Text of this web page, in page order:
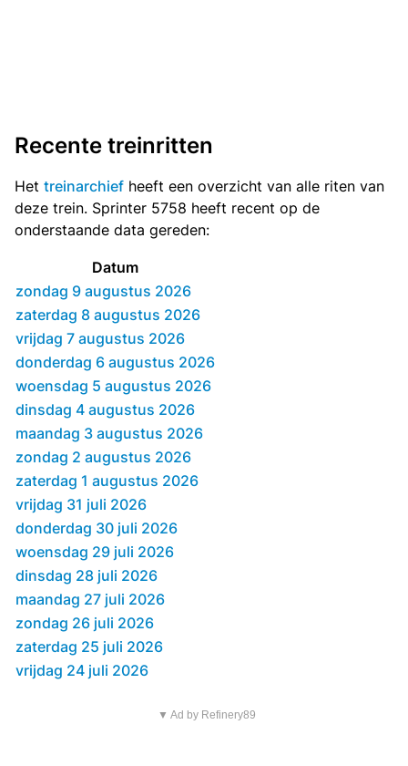
Recente treinritten
Het treinarchief heeft een overzicht van alle riten van
deze trein. Sprinter 5758 heeft recent op de
onderstaande data gereden:
Datum
zondag 9 augustus 2026
zaterdag 8 augustus 2026
vrijdag 7 augustus 2026
donderdag 6 augustus 2026
woensdag 5 augustus 2026
dinsdag 4 augustus 2026
maandag 3 augustus 2026
zondag 2 augustus 2026
zaterdag 1 augustus 2026
vrijdag 31 juli 2026
donderdag 30 juli 2026
woensdag 29 juli 2026
dinsdag 28 juli 2026
maandag 27 juli 2026
zondag 26 juli 2026
zaterdag 25 juli 2026
vrijdag 24 juli 2026
▼ Ad by Refinery89